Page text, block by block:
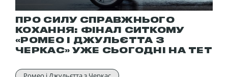
ПРО СИЛУ СПРАВЖНЬОГО
КОХАННЯ: ФІНАЛ СИТКОМУ
«РОМЕО І ДЖУЛЬЄТТА З
ЧЕРКАС» УЖЕ СЬОГОДНІ НА ТЕТ